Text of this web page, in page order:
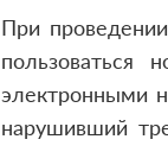
При
пользоваться
электронными
нарушивший